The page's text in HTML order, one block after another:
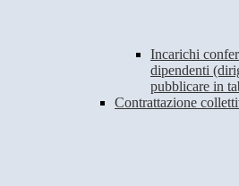
Incarichi
dipendenti
pubblicare in
Contrattazione